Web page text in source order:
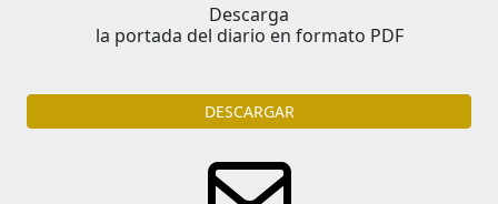
Descarga
la portada del diario en formato PDF
DESCARGAR